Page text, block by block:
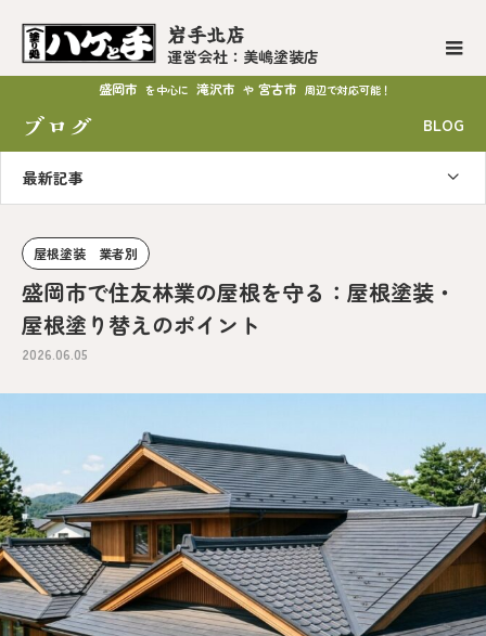
岩手北店
運営会社：美嶋塗装店
盛岡市 を中心に 滝沢市 や 宮古市 周辺で対応可能！
ブログ BLOG
最新記事
屋根塗装 業者別
盛岡市で住友林業の屋根を守る：屋根塗装・
屋根塗り替えのポイント
2026.06.05